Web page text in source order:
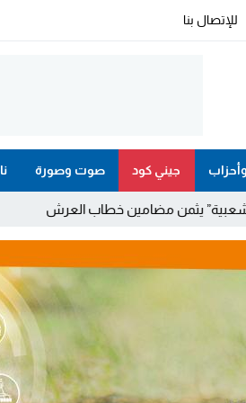
للإتصال بنا
جيني كود صوت وصورة
مطلوب في خطاب العرش